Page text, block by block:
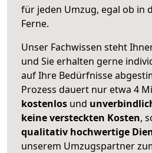
für jeden Umzug, egal ob in
Ferne.
Unser Fachwissen steht
und Sie erhalten gerne
auf Ihre Bedürfnisse
Prozess dauert nur etwa 4
kostenlos und
keine versteckten Kosten,
qualitativ hochwertige
unserem Umzugspartner